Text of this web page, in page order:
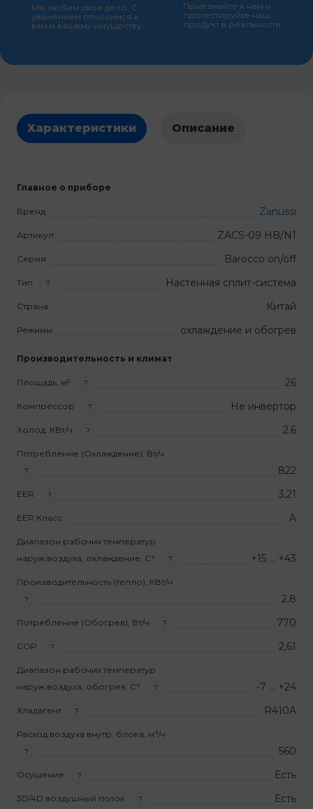
Мы любим свое дело. С
уважением относимся к
вам и вашему имуществу
Приезжайте к нам и
протестируйте наш
продукт в реальности
Характеристики Описание
Главное о приборе
Бренд Zanussi
Артикул ZACS-09 HB/N1
Серия Barocco on/off
Тип ? Настенная сплит-система
Страна Китай
Режимы охлаждение и обогрев
Производительность и климат
Площадь, м² ? 26
Компрессор ? Не инвертор
Холод, КВт/ч ? 2.6
Потребление (Охлаждение), Вт/ч
?
822
EER ? 3,21
EER Класс A
Диапазон рабочих температур
наруж.воздуха, охлаждение, С°
? +15 … +43
Производительность (тепло), КВт/ч
?
2.8
Потребление (Обогрев), Вт/ч ? 770
COP ? 2,61
Диапазон рабочих температур
наруж.воздуха, обогрев, С°
? -7 … +24
Хладагент ? R410A
Расход воздуха внутр. блока, м³/ч
?
560
Осушение ? Есть
3D/4D воздушный поток ? Есть